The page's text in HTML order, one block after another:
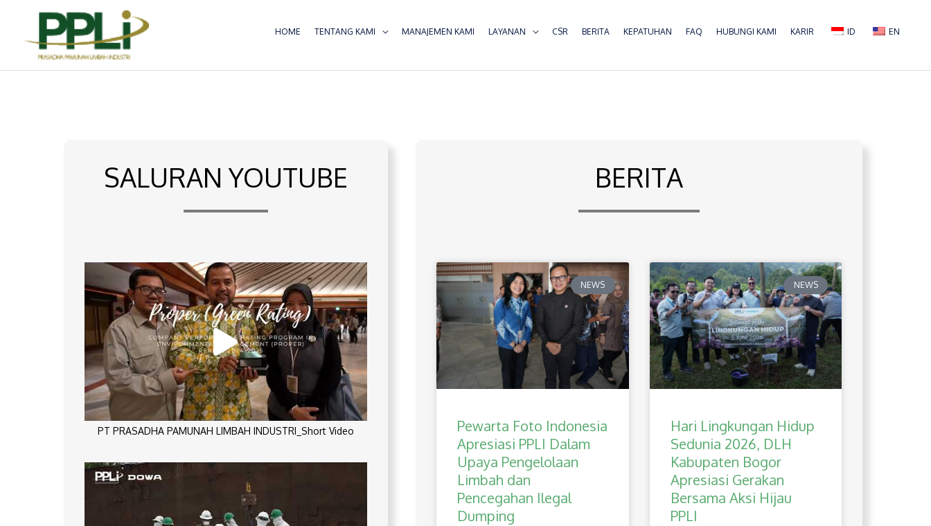
konten
HOME TENTANG KAMI MANAJEMEN KAMI LAYANAN CSR BERITA KEPATUHAN FAQ HUBUNGI KAMI KARIR ID EN
SALURAN YOUTUBE
PT PRASADHA PAMUNAH LIMBAH INDUSTRI_Short Video
BERITA
NEWS
Pewarta Foto Indonesia
Apresiasi PPLI Dalam
Upaya Pengelolaan
Limbah dan
Pencegahan Ilegal
Dumping
NEWS
Hari Lingkungan Hidup
Sedunia 2026, DLH
Kabupaten Bogor
Apresiasi Gerakan
Bersama Aksi Hijau
PPLI